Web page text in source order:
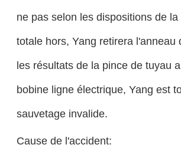
ne pas selon les dispositions de
totale hors, Yang retirera l'anneau
les résultats de la pince de tuyau
bobine ligne électrique, Yang est
sauvetage invalide.
Cause de l'accident: